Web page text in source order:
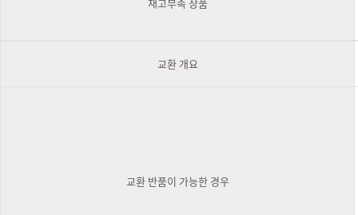
교환 개요
교환 반품이 가능한 경우